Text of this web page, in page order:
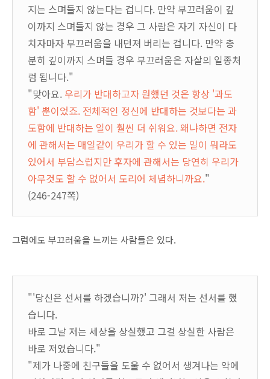
지는 스며들지 않는다는 겁니다. 만약 부끄러움이 깊
이까지 스며들지 않는 경우 그 사람은 자기 자신이 다
치자마자 부끄러움을 내던져 버리는 겁니다. 만약 충
분히 깊이까지 스며들 경우 부끄러움은 자살의 일종처
럼 됩니다."
"맞아요. 우리가 반대하고자 원했던 것은 항상 '과도
함' 뿐이었죠. 전체적인 정신에 반대하는 것보다는 과
도함에 반대하는 일이 훨씬 더 쉬워요. 왜냐하면 전자
에 관해서는 매일같이 우리가 할 수 있는 일이 뭐라도
있어서 부담스럽지만 후자에 관해서는 당연히 우리가
아무것도 할 수 없어서 도리어 체념하니까요."
(246-247쪽)
그럼에도 부끄러움을 느끼는 사람들은 있다.
"'당신은 선서를 하겠습니까?' 그래서 저는 선서를 했
습니다.
바로 그날 저는 세상을 상실했고 그걸 상실한 사람은
바로 저였습니다."
"제가 나중에 친구들을 도울 수 없어서 생겨나는 악에